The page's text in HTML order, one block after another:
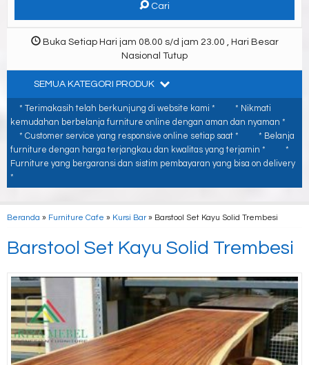
Cari
Buka Setiap Hari jam 08.00 s/d jam 23.00 , Hari Besar
Nasional Tutup
SEMUA KATEGORI PRODUK
* Terimakasih telah berkunjung di website kami *
* Nikmati
kemudahan berbelanja furniture online dengan aman dan nyaman *
* Customer service yang responsive online setiap saat *
* Belanja
furniture dengan harga terjangkau dan kwalitas yang terjamin *
*
Furniture yang bergaransi dan sistim pembayaran yang bisa on delivery
*
Beranda » Furniture Cafe » Kursi Bar» Barstool Set Kayu Solid Trembesi
Barstool Set Kayu Solid Trembesi